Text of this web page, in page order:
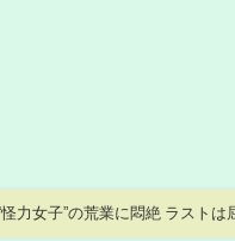
力女子”の荒業に悶絶 ラスト